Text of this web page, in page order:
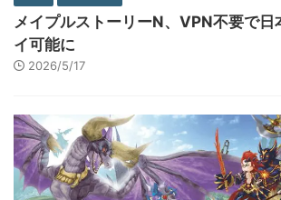
メイプルストーリーN、VPN不要で日
イ可能に
2026/5/17